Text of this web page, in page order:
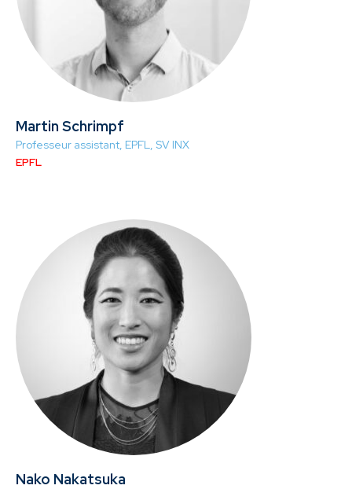
Martin Schrimpf
Professeur assistant, EPFL, SV INX
EPFL
Nako Nakatsuka